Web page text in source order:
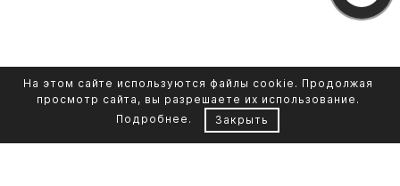
На этом сайте используются файлы cookie. Продолжая
просмотр сайта, вы разрешаете их использование.
Подробнее . Закрыть